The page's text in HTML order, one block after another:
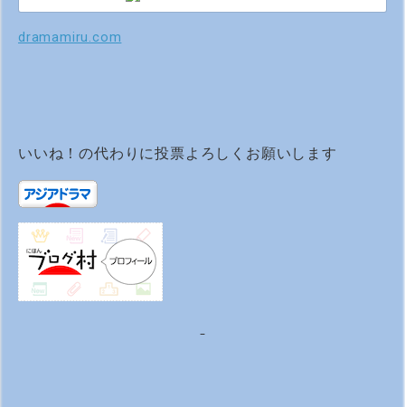
dramamiru.com
いいね！の代わりに投票よろしくお願いします